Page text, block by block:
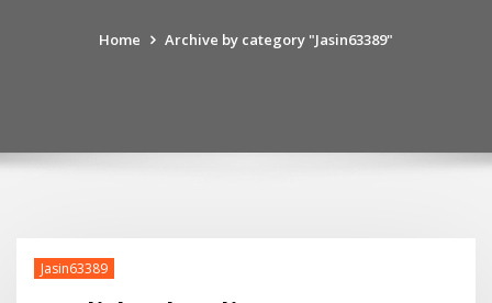
Home Archive by category "Jasin63389"
Jasin63389